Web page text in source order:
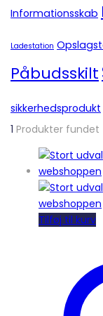
Informationsskab
Ladestation
Påbudsskilt
sikkerhedsprodukt
1 Produkter fundet
Tilføj til kurv